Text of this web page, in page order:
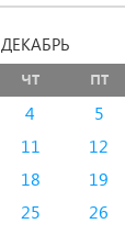
чт пт
4 5
11 12
18 19
25 26
ДЕКАБРЬ